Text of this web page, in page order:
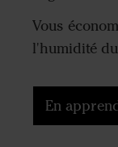
Vous
l'humidité
En